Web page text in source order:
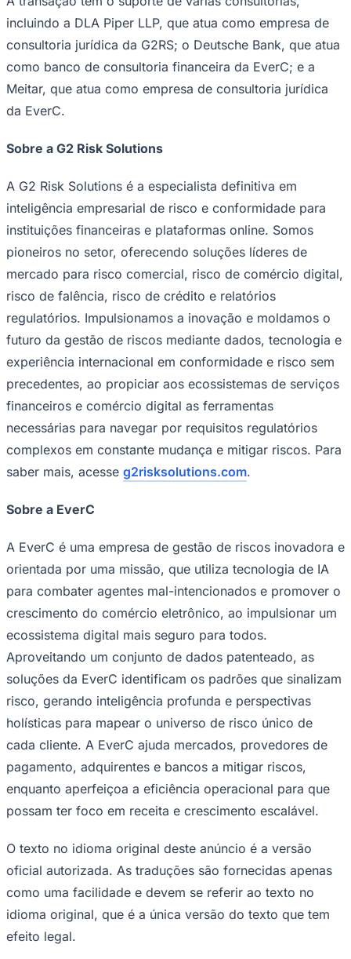
São Paulo
Santos
incluindo a DLA Piper LLP, que atua como empresa de
consultoria jurídica da G2RS; o Deutsche Bank, que atua
como banco de consultoria financeira da EverC; e a
Meitar, que atua como empresa de consultoria jurídica
da EverC.
Sobre a G2 Risk Solutions
A G2 Risk Solutions é a especialista definitiva em
inteligência empresarial de risco e conformidade para
instituições financeiras e plataformas online. Somos
pioneiros no setor, oferecendo soluções líderes de
mercado para risco comercial, risco de comércio digital,
risco de falência, risco de crédito e relatórios
regulatórios. Impulsionamos a inovação e moldamos o
futuro da gestão de riscos mediante dados, tecnologia e
experiência internacional em conformidade e risco sem
precedentes, ao propiciar aos ecossistemas de serviços
financeiros e comércio digital as ferramentas
necessárias para navegar por requisitos regulatórios
complexos em constante mudança e mitigar riscos. Para
saber mais, acesse g2risksolutions.com.
Sobre a EverC
A EverC é uma empresa de gestão de riscos inovadora e
orientada por uma missão, que utiliza tecnologia de IA
para combater agentes mal-intencionados e promover o
crescimento do comércio eletrônico, ao impulsionar um
ecossistema digital mais seguro para todos.
Aproveitando um conjunto de dados patenteado, as
soluções da EverC identificam os padrões que sinalizam
risco, gerando inteligência profunda e perspectivas
holísticas para mapear o universo de risco único de
cada cliente. A EverC ajuda mercados, provedores de
pagamento, adquirentes e bancos a mitigar riscos,
enquanto aperfeiçoa a eficiência operacional para que
possam ter foco em receita e crescimento escalável.
O texto no idioma original deste anúncio é a versão
oficial autorizada. As traduções são fornecidas apenas
como uma facilidade e devem se referir ao texto no
idioma original, que é a única versão do texto que tem
efeito legal.